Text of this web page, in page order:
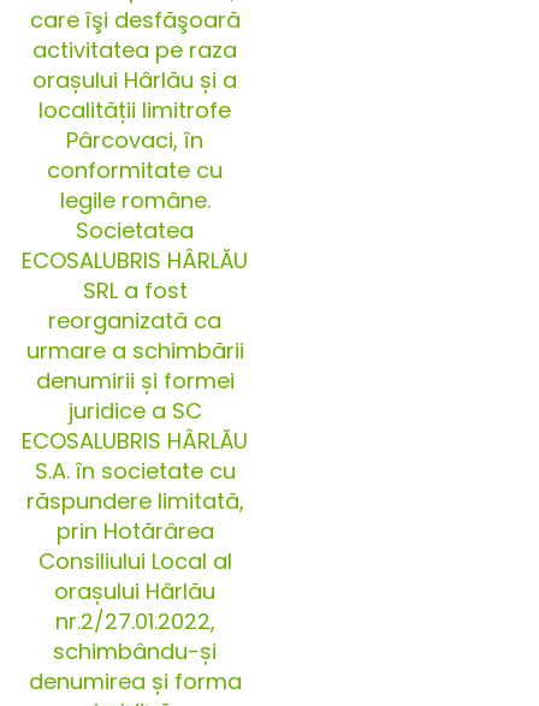
care îşi desfăşoară
activitatea pe raza
orașului Hârlău și a
localității limitrofe
Pârcovaci, în
conformitate cu
legile române.
Societatea
ECOSALUBRIS HÂRLĂU
SRL a fost
reorganizată ca
urmare a schimbării
denumirii și formei
juridice a SC
ECOSALUBRIS HÂRLĂU
S.A. în societate cu
răspundere limitată,
prin Hotărârea
Consiliului Local al
orașului Hârlău
nr.2/27.01.2022,
schimbându-și
denumirea și forma